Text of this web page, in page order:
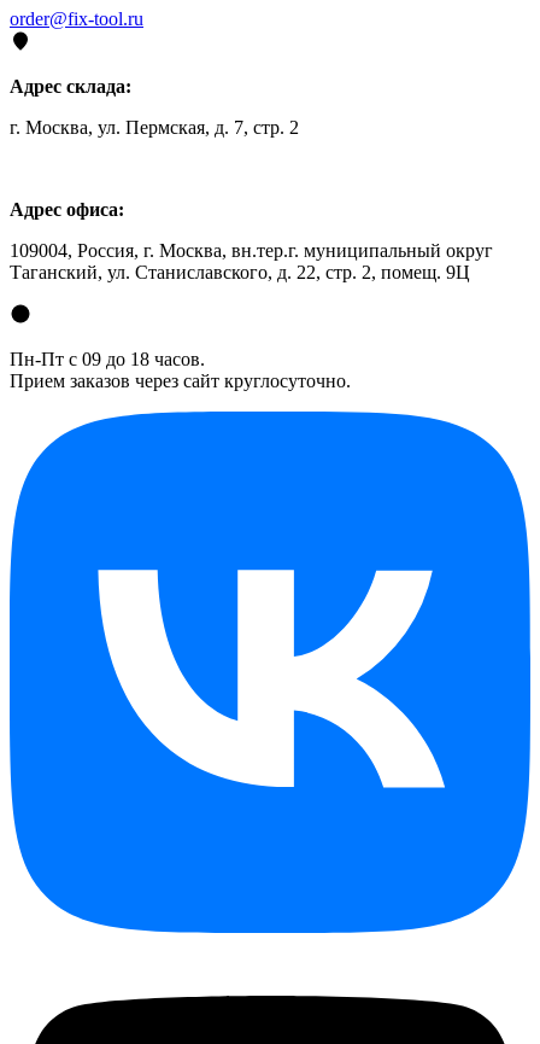
order@fix-tool.ru
Адрес склада:
г. Москва, ул. Пермская, д. 7, стр. 2
Адрес офиса:
109004, Россия, г. Москва, вн.тер.г. муниципальный округ
Таганский, ул. Станиславского, д. 22, стр. 2, помещ. 9Ц
Пн-Пт с 09 до 18 часов.
Прием заказов через сайт круглосуточно.